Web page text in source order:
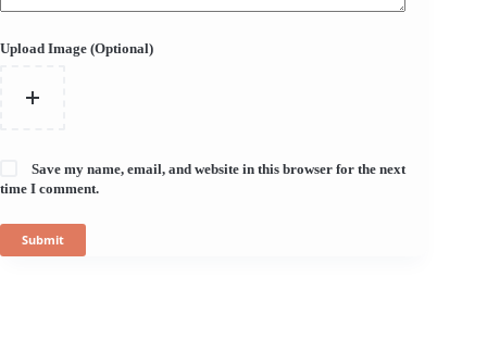
Upload Image (Optional)
Save my name, email, and website in this browser for the next
time I comment.
Submit